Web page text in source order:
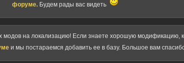
форуме. Будем рады вас видеть
модов на локализацию! Если знаете хорошую модификацию,
и мы постараемся добавить ее в базу. Большое вам